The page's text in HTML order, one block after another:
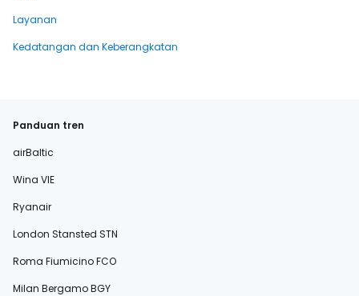
Layanan
Kedatangan dan Keberangkatan
Panduan tren
airBaltic
Wina VIE
Ryanair
London Stansted STN
Roma Fiumicino FCO
Milan Bergamo BGY